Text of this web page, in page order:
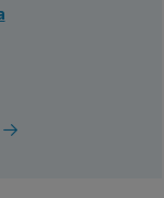
Derudover